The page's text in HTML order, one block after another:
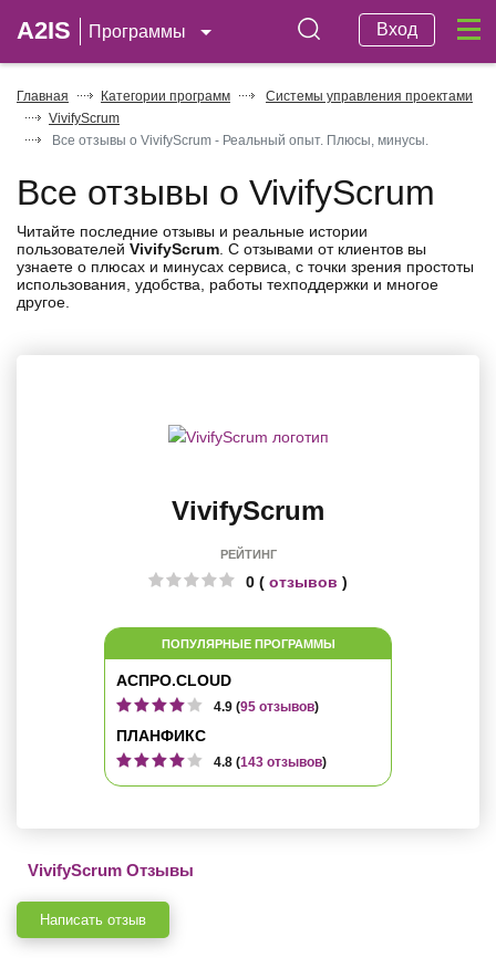
A2IS Программы Вход
Главная Категории программ
Системы управления проектами
VivifyScrum
Все отзывы о VivifyScrum - Реальный опыт. Плюсы, минусы.
Все отзывы о VivifyScrum
Читайте последние отзывы и реальные истории
пользователей VivifyScrum . С отзывами от клиентов вы
узнаете о плюсах и минусах сервиса, с точки зрения простоты
использования, удобства, работы техподдержки и многое
другое.
VivifyScrum
РЕЙТИНГ
0 ( отзывов )
ПОПУЛЯРНЫЕ ПРОГРАММЫ
АСПРО.CLOUD
4.9 (95 отзывов)
ПЛАНФИКС
4.8 (143 отзывов)
VivifyScrum Отзывы
Написать отзыв